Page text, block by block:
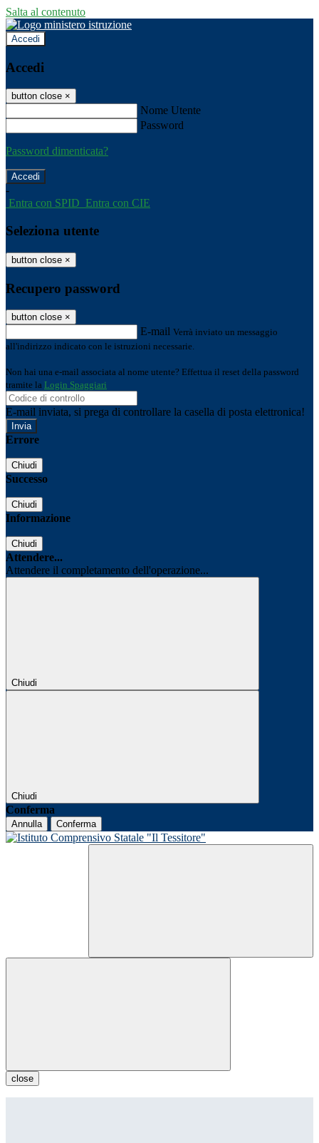
Salta al contenuto
Accedi
Accedi
button close ×
Nome Utente
Password
Password dimenticata?
-
Entra con SPID Entra con CIE
Seleziona utente
button close ×
Recupero password
button close ×
E-mail Verrà inviato un messaggio
all'indirizzo indicato con le istruzioni necessarie.
Non hai una e-mail associata al nome utente? Effettua il reset della password
tramite la Login Spaggiari
E-mail inviata, si prega di controllare la casella di posta elettronica!
Errore
Chiudi
Successo
Chiudi
Informazione
Chiudi
Attendere...
Attendere il completamento dell'operazione...
Chiudi
Chiudi
Conferma
Annulla Conferma
close